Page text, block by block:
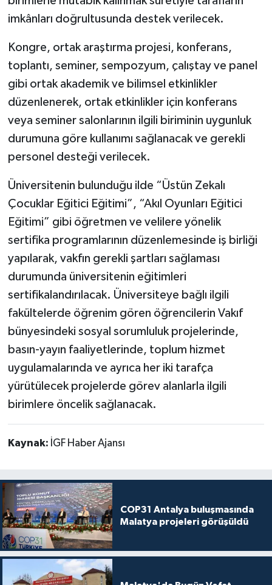
imkânları doğrultusunda destek verilecek.
Kongre, ortak araştırma projesi, konferans,
toplantı, seminer, sempozyum, çalıştay ve panel
gibi ortak akademik ve bilimsel etkinlikler
düzenlenerek, ortak etkinlikler için konferans
veya seminer salonlarının ilgili biriminin uygunluk
durumuna göre kullanımı sağlanacak ve gerekli
personel desteği verilecek.
Üniversitenin bulunduğu ilde “Üstün Zekalı
Çocuklar Eğitici Eğitimi”, “Akıl Oyunları Eğitici
Eğitimi” gibi öğretmen ve velilere yönelik
sertifika programlarının düzenlemesinde iş birliği
yapılarak, vakfın gerekli şartları sağlaması
durumunda üniversitenin eğitimleri
sertifikalandırılacak. Üniversiteye bağlı ilgili
fakültelerde öğrenim gören öğrencilerin Vakıf
bünyesindeki sosyal sorumluluk projelerinde,
basın-yayın faaliyetlerinde, toplum hizmet
uygulamalarında ve ayrıca her iki tarafça
yürütülecek projelerde görev alanlarla ilgili
birimlere öncelik sağlanacak.
Kaynak: İGF Haber Ajansı
COP31 Antalya buluşmasında
Malatya projeleri görüşüldü